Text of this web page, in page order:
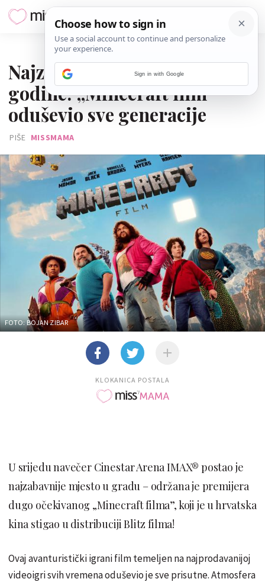
Najzabavnija premijera
godine: „Minecraft film“
oduševio sve generacije
PIŠE MISSMAMA
FOTO: BOJAN ZIBAR
KLOKANICA POSTALA
U srijedu navečer Cinestar Arena IMAX® postao je
najzabavnije mjesto u gradu – održana je premijera
dugo očekivanog „Minecraft filma”, koji je u hrvatska
kina stigao u distribuciji Blitz filma!
Ovaj avanturistički igrani film temeljen na najprodavanijoj
videoigri svih vremena oduševio je sve prisutne. Atmosfera
Sign in with Google